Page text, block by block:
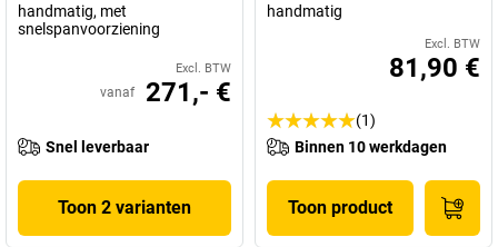
handmatig, met
snelspanvoorziening
Excl. BTW
vanaf 271,- €
Snel leverbaar
Toon 2 varianten
handmatig
Excl. BTW
81,90 €
(1)
Binnen 10 werkdagen
Toon product